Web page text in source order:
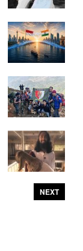
NEXT